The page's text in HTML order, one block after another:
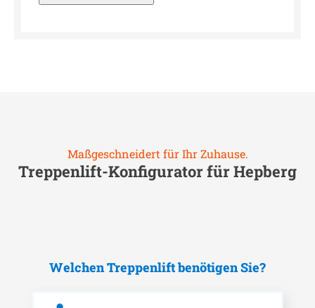
Maßgeschneidert für Ihr Zuhause.
Treppenlift-Konfigurator fürHepberg
Welchen Treppenlift benötigen Sie?